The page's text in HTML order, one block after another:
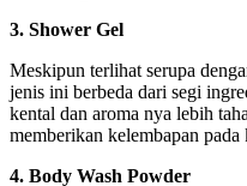
3. Shower Gel
Meskipun terlihat serupa
jenis ini berbeda dari segi
kental dan aroma nya lebih
memberikan kelembapan pada
4. Body Wash Powder